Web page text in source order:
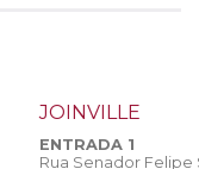
JOINVILLE
ENTRADA 1
Rua Senador